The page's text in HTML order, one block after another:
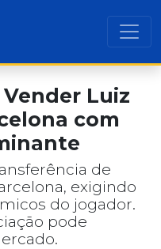
Luiz
com
de
exigindo
do jogador.
pode